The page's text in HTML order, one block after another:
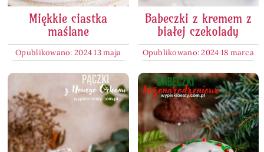
Miękkie ciastka
maślane
Opublikowano: 2024 13 maja
Babeczki z kremem z
białej czekolady
Opublikowano: 2024 18 marca